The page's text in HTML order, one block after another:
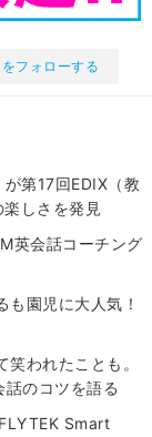
フォローする
第17回EDIX（教
しさを発見
英会話コーチング
園児に大人気！
われたことも。
話のコツを語る
Smart